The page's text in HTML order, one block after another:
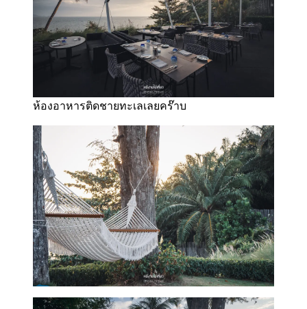
ห้องอาหารติดชายทะเลเลยคร๊าบ